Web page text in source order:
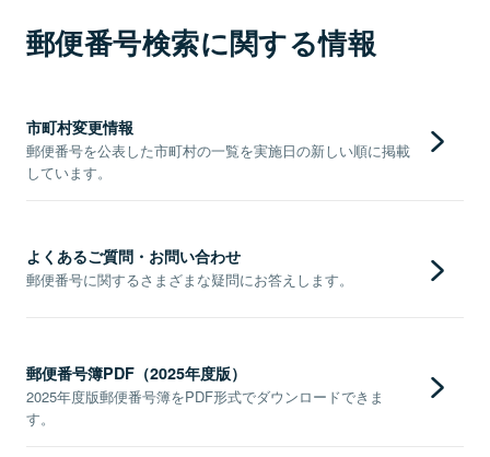
郵便番号検索に関する情報
市町村変更情報
郵便番号を公表した市町村の一覧を実施日の新しい順に掲載
しています。
よくあるご質問・お問い合わせ
郵便番号に関するさまざまな疑問にお答えします。
郵便番号簿PDF（2025年度版）
2025年度版郵便番号簿をPDF形式でダウンロードできま
す。